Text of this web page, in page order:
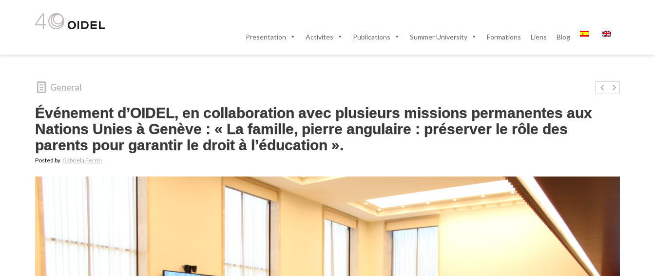
Presentation Activites Publications Summer University Formations Liens Blog
General
Événement d’OIDEL, en collaboration avec plusieurs missions permanentes aux
Nations Unies à Genève : « La famille, pierre angulaire : préserver le rôle des
parents pour garantir le droit à l’éducation ».
Posted by Gabriela Ferrin